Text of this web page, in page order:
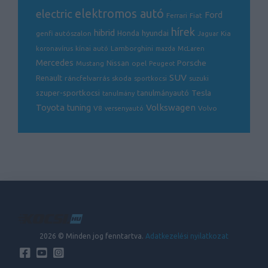
THM: 4,2%-30,2%
electric elektromos autó Ferrari Fiat Ford
genfi autószalon hibrid Honda hyundai hírek Jaguar Kia
koronavírus kínai autó Lamborghini mazda McLaren
Mercedes Mustang Nissan opel Peugeot Porsche
Renault ráncfelvarrás skoda sportkocsi SUV suzuki
szuper-sportkocsi tanulmány tanulmányautó Tesla
Toyota tuning V8 versenyautó Volkswagen Volvo
2026 © Minden jog fenntartva. Adatkezelési nyilatkozat